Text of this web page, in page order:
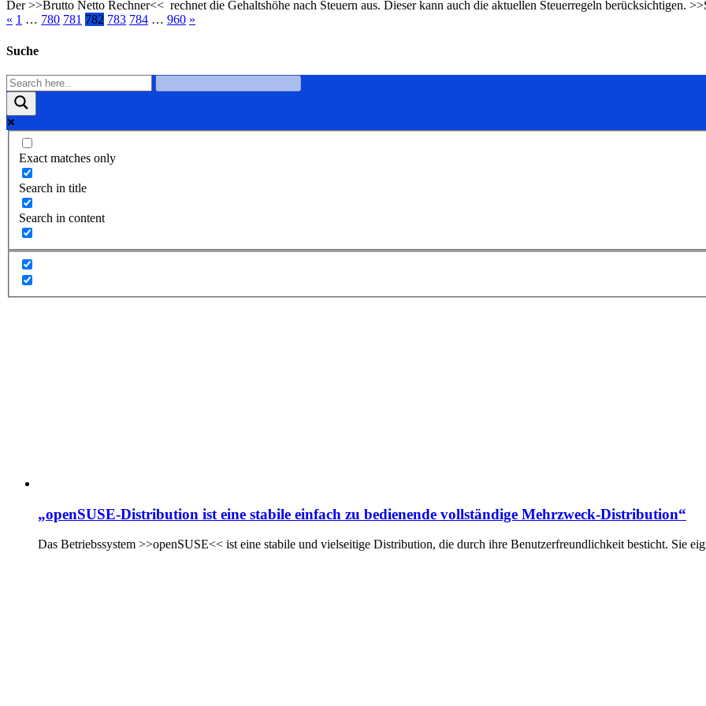
Der >>Brutto Netto Rechner<< rechnet die Gehaltshöhe nach Steuern aus. Dieser kann auch die aktuellen Steuer­regeln berücksichtigen.
« 1 … 780 781 782 783 784 … 960 »
Suche
Exact matches only
Search in title
Search in content
„openSUSE-Distribution ist eine stabile einfach zu bedienende vollständige Mehrzweck-Distribution“
Das Betriebssystem >>openSUSE<< ist eine stabile und vielseitige Distribution, die durch ihre Benutzerfreundlichkeit besticht. Sie